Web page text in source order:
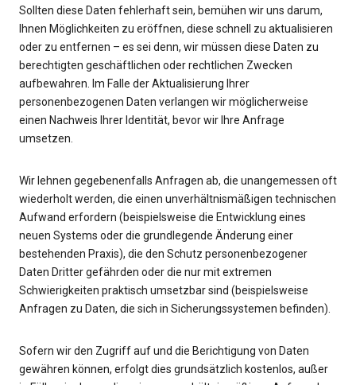
Sollten diese Daten fehlerhaft sein, bemühen wir uns darum,
Ihnen Möglichkeiten zu eröffnen, diese schnell zu aktualisieren
oder zu entfernen – es sei denn, wir müssen diese Daten zu
berechtigten geschäftlichen oder rechtlichen Zwecken
aufbewahren. Im Falle der Aktualisierung Ihrer
personenbezogenen Daten verlangen wir möglicherweise
einen Nachweis Ihrer Identität, bevor wir Ihre Anfrage
umsetzen.
Wir lehnen gegebenenfalls Anfragen ab, die unangemessen oft
wiederholt werden, die einen unverhältnismäßigen technischen
Aufwand erfordern (beispielsweise die Entwicklung eines
neuen Systems oder die grundlegende Änderung einer
bestehenden Praxis), die den Schutz personenbezogener
Daten Dritter gefährden oder die nur mit extremen
Schwierigkeiten praktisch umsetzbar sind (beispielsweise
Anfragen zu Daten, die sich in Sicherungssystemen befinden).
Sofern wir den Zugriff auf und die Berichtigung von Daten
gewähren können, erfolgt dies grundsätzlich kostenlos, außer